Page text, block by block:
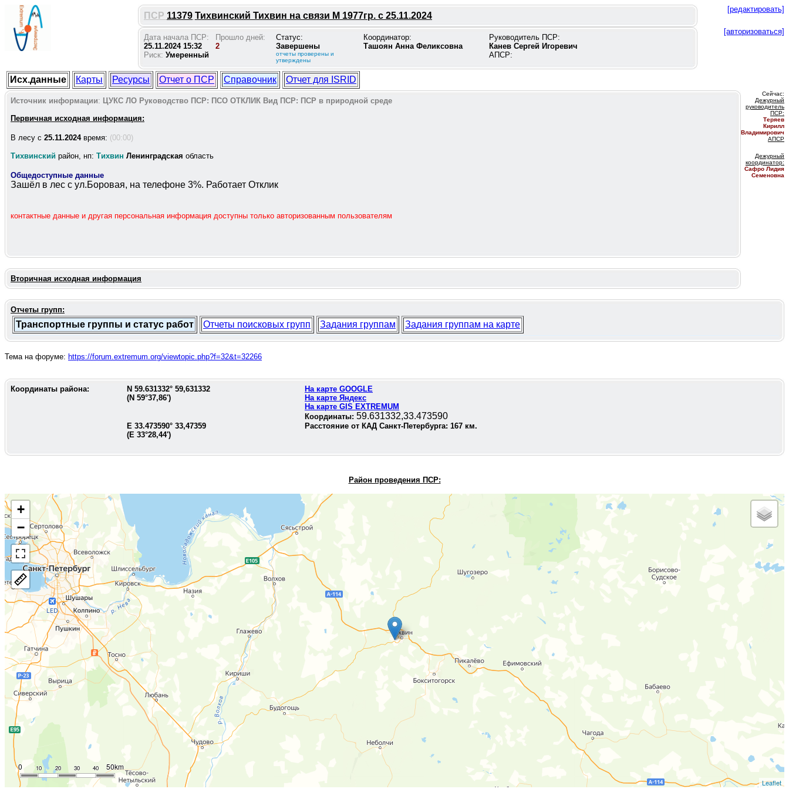
ПСР 11379 Тихвинский Тихвин на связи М 1977гр. с 25.11.2024
[редактировать]
Дата начала ПСР:
25.11.2024 15:32
Риск: Умеренный
Прошло дней:
2
Статус:
Завершены
отчеты проверены и
утверждены
Координатор:
Ташоян Анна Феликсовна
Руководитель ПСР:
Канев Сергей Игоревич
АПСР:
[авторизоваться]
Исх.данные Карты Ресурсы Отчет о ПСР Справочник Отчет для ISRID
Источник информации: ЦУКС ЛО Руководство ПСР: ПСО ОТКЛИК Вид ПСР: ПСР в природной среде
Первичная исходная информация:
В лесу c 25.11.2024время: (00:00)
Тихвинский район, нп: Тихвин Ленинградская область
Общедоступные данные
Зашёл в лес с ул.Боровая, на телефоне 3%. Работает Отклик
контактные данные и другая персональная информация доступны только авторизованным пользователям
Сейчас:
Дежурный
руководитель
ПСР:
Теряев
Кирилл
Владимирович
АПСР
Дежурный
координатор:
Сафро Лидия
Семеновна
Вторичная исходная информация
Отчеты групп:
Транспортные группы и статус работ Отчеты поисковых групп Задания группам Задания группам на карте
Тема на форуме: https://forum.extremum.org/viewtopic.php?f=32&t=32266
Координаты района: N 59.631332° 59,631332
(N 59°37,86')
На карте GOOGLE
На карте Яндекс
На карте GIS EXTREMUM
Координаты: 59.631332,33.473590
E 33.473590° 33,47359
(E 33°28,44')
Расстояние от КАД Санкт-Петербурга: 167 км.
Район проведения ПСР:
+
−
10
0 20 30 40 50km
Leaflet